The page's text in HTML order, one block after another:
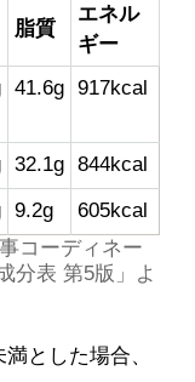
脂質
エネル
ギー
41.6g 917kcal
32.1g 844kcal
9.2g
605kcal
コーディネー
分表 第5版」よ
とした場合、